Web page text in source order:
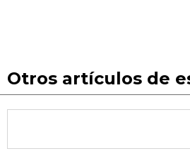
Otros artículos de